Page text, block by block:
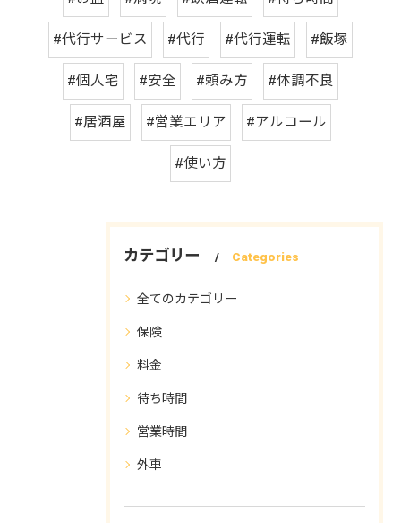
#代行サービス #代行 #代行運転 #飯塚
#個人宅 #安全 #頼み方 #体調不良
#居酒屋 #営業エリア #アルコール
#使い方
カテゴリー Categories
全てのカテゴリー
保険
料金
待ち時間
営業時間
外車